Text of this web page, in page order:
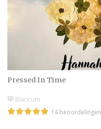
Pressed In Time
Blaricum
14 beoordelingen